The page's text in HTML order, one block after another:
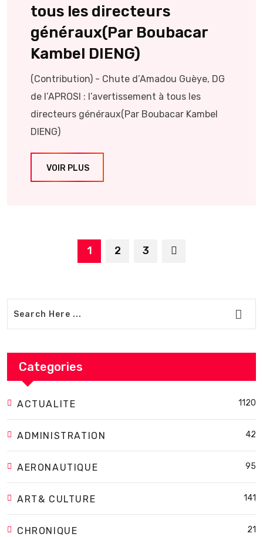
tous les directeurs
généraux(Par Boubacar
Kambel DIENG)
(Contribution) - Chute d’Amadou Guèye, DG
de l’APROSI : l’avertissement à tous les
directeurs généraux(Par Boubacar Kambel
DIENG)
VOIR PLUS
1 2 3
Categories
ACTUALITE 1120
ADMINISTRATION 42
AERONAUTIQUE 95
ART& CULTURE 141
CHRONIQUE 21